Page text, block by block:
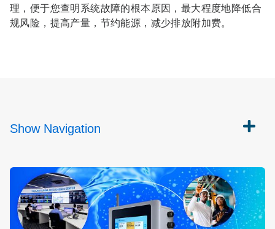
理，便于您查明系统故障的根本原因，最大程度地降低合
规风险，提高产量，节约能源，减少排放附加费。
Show Navigation